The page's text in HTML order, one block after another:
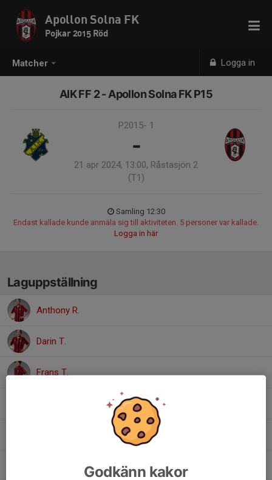
Matcher Logga in
Apollon Solna FK
Pojkar 2015 Röd
AIK FF 2 - Apollon Solna FK P15
P2015- 1
-
21 apr 2024, 13:00, Råstasjön 2
(T1)
Samling 12:30
Endast kallade kunde anmäla sig till aktiviteten. 5 personer var kallade.
Logga in här
Laguppställning
Anthony R.
Darin T.
Frans T.
Godkänn kakor